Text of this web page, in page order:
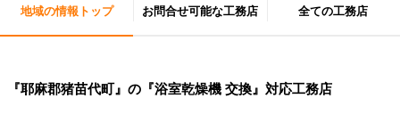
地域の情報トップ お問合せ可能な工務店 全ての工務店
『耶麻郡猪苗代町』の『浴室乾燥機 交換』対応工務店